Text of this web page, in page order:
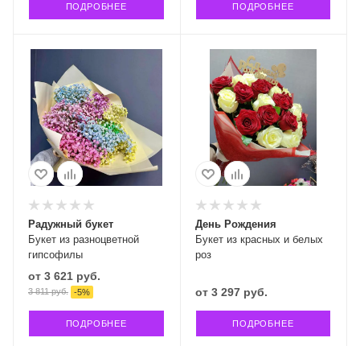
ПОДРОБНЕЕ ПОДРОБНЕЕ
Букет из разноцветной
гипсофилы
Радужный букет
от 3 621 руб.
3 811 руб. -5%
ПОДРОБНЕЕ
Букет из красных и белых
роз
День Рождения
от 3 297 руб.
ПОДРОБНЕЕ